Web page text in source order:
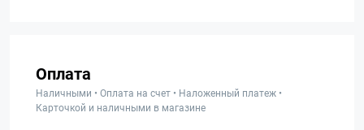
Оплата
Наличными • Оплата на счет • Наложенный платеж •
Карточкой и наличными в магазине